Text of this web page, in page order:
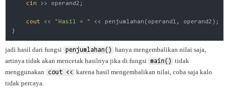
cin >> operand2;
cout << "Hasil = "
<< penjumlahan(operand1, operand2);
jadi hasil dari fungsi penjumlahan()
hanya mengembalikan nilai saja,
artinya tidak akan mencetak hasilnya jika di fungsi
main()
tidak
menggunakan
cout << karena hasil mengembalikan nilai, coba saja kalo
tidak percaya.